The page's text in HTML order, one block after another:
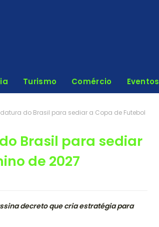
Turismo Comércio Eventos
do Brasil para sediar a Copa de Futebol
Brasil para sediar
de 2027
decreto que cria estratégia para